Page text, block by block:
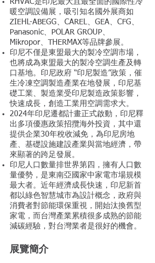
RHVAC是印尼最大且最全面的國際性冷
暖空調設備展，吸引知名國外展商如
ZIEHL-ABEGG、CAREL、GEA、CFG、
Panasonic、POLAR GROUP、
Mikropor、THERMAX等品牌參展。
印尼不僅是東盟最大的製冷空調市場，
也將成為東盟最大的製冷空調生產及轉
口基地。印尼政府 “印尼製造”政策，催
生冷凍空調製造產業在地發展，印尼基
礎工業、製造業受印尼製造政策影響，
快速成長，創造工業用空調需求大。
2024年印尼遷都計畫正式啟動，印尼釋
出多項優惠政策招攬海外投資，其中還
提供企業30年稅收減免，為印尼房地
產、基礎設施建設產業與當地經濟，帶
來顯著的跨足發展。
印尼人口數量排世界第四，擁有人口數
量優勢，是東南亞國家中家電市場規模
最大者。近年經濟成長快速，印尼新首
都以綠色智慧城市為設計概念，政府與
消費者對節能環保重視，開始汰換舊型
家電，而台灣產業累積很多成熟的節能
減碳經驗，對台灣業者是很好的機會。
展覽簡介